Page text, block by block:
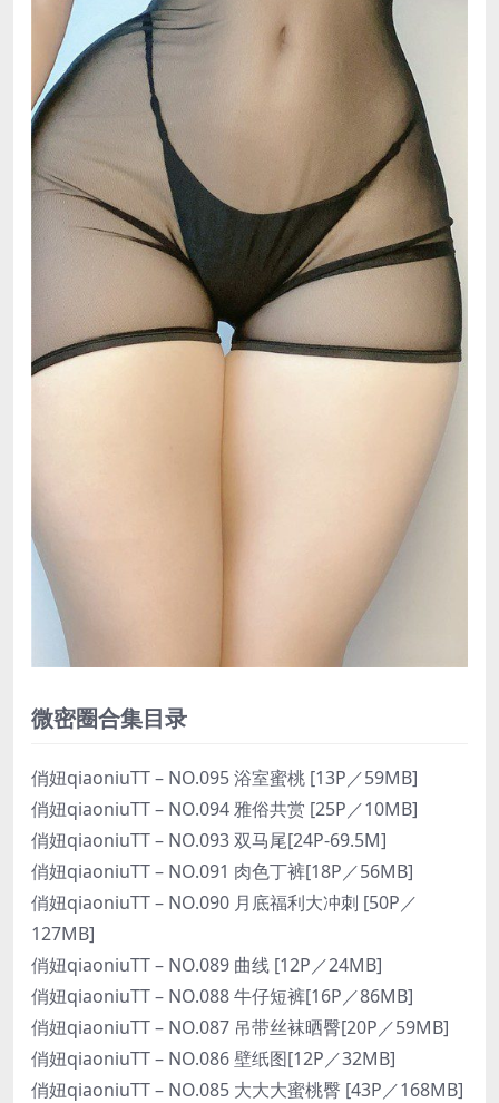
微密圈合集目录
俏妞qiaoniuTT – NO.095 浴室蜜桃 [13P／59MB]
俏妞qiaoniuTT – NO.094 雅俗共赏 [25P／10MB]
俏妞qiaoniuTT – NO.093 双马尾[24P-69.5M]
俏妞qiaoniuTT – NO.091 肉色丁裤[18P／56MB]
俏妞qiaoniuTT – NO.090 月底福利大冲刺 [50P／
127MB]
俏妞qiaoniuTT – NO.089 曲线 [12P／24MB]
俏妞qiaoniuTT – NO.088 牛仔短裤[16P／86MB]
俏妞qiaoniuTT – NO.087 吊带丝袜晒臀[20P／59MB]
俏妞qiaoniuTT – NO.086 壁纸图[12P／32MB]
俏妞qiaoniuTT – NO.085 大大大蜜桃臀 [43P／168MB]